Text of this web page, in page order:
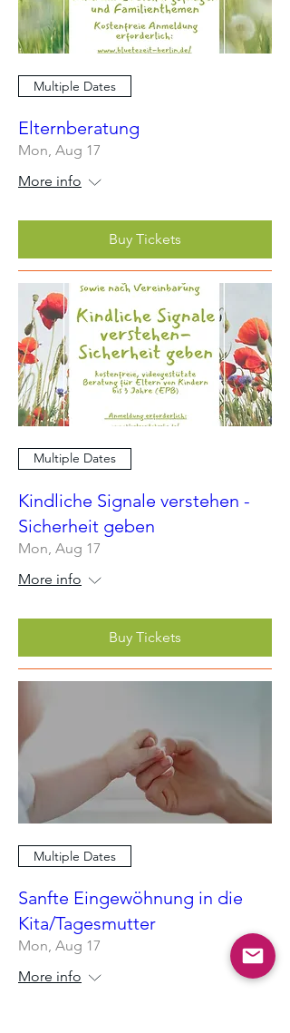
Multiple Dates
Elternberatung
Mon, Aug 17
More info
Buy Tickets
Multiple Dates
Kindliche Signale verstehen -
Sicherheit geben
Mon, Aug 17
More info
Buy Tickets
Multiple Dates
Sanfte Eingewöhnung in die
Kita/Tagesmutter
Mon, Aug 17
More info